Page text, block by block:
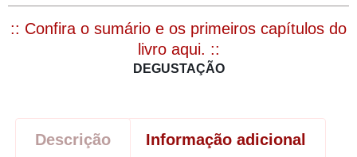
:: Confira o sumário e os primeiros capítulos do
livro aqui. ::
DEGUSTAÇÃO
Descrição Informação adicional